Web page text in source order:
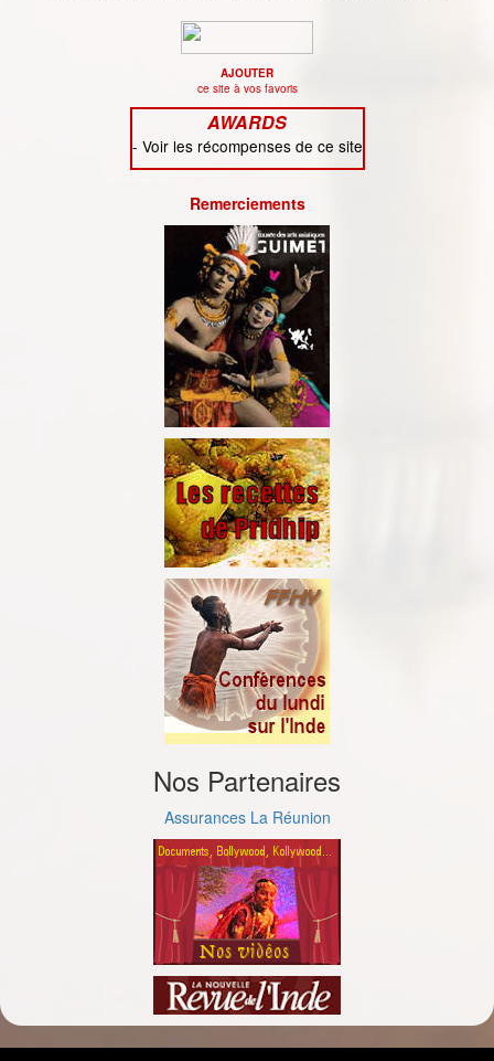
AJOUTER
ce site à vos favoris
AWARDS
- Voir les récompenses de ce site
Remerciements
Nos Partenaires
Assurances La Réunion